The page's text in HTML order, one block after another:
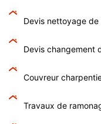
Devis nettoyage de
Devis changement
Couvreur
Travaux de